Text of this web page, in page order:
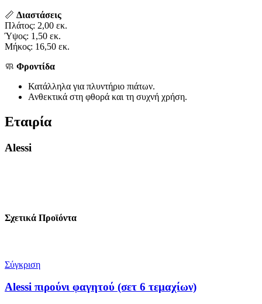
📏 Διαστάσεις
Πλάτος: 2,00 εκ.
Ύψος: 1,50 εκ.
Μήκος: 16,50 εκ.
🧼 Φροντίδα
Κατάλληλα για πλυντήριο πιάτων.
Ανθεκτικά στη φθορά και τη συχνή χρήση.
Εταιρία
Alessi
Σχετικά Προϊόντα
Σύγκριση
Alessi πιρούνι φαγητού (σετ 6 τεμαχίων)